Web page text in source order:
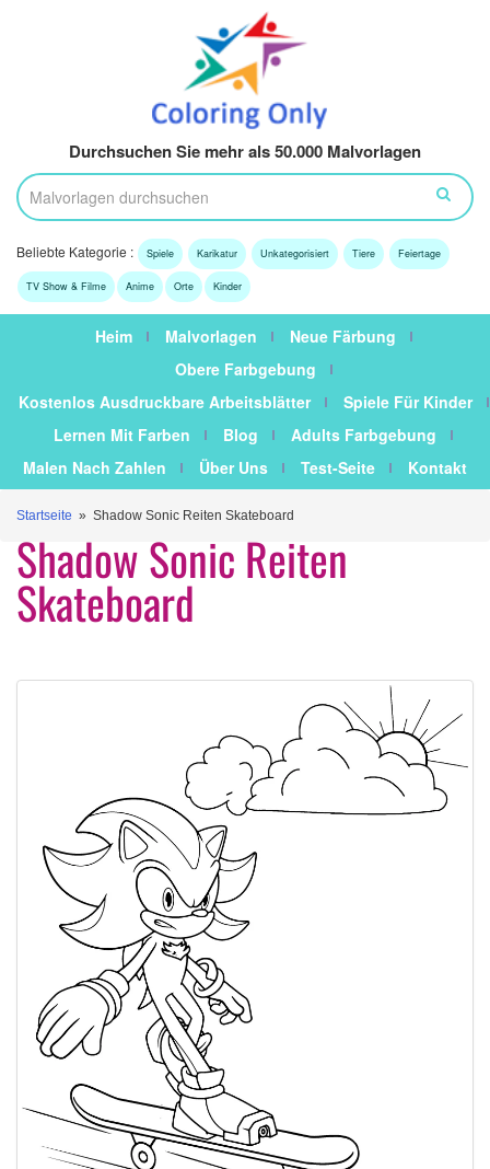
Durchsuchen Sie mehr als 50.000 Malvorlagen
Beliebte Kategorie : Spiele Karikatur Unkategorisiert Tiere Feiertage
TV Show & Filme Anime Orte Kinder
Heim Malvorlagen
Neue Färbung
Obere Farbgebung
Kostenlos Ausdruckbare Arbeitsblätter
Spiele Für Kinder
Lernen Mit Farben
Blog
Adults Farbgebung
Malen Nach Zahlen
Über Uns Test-Seite Kontakt
Startseite » Shadow Sonic Reiten Skateboard
Shadow Sonic Reiten
Skateboard